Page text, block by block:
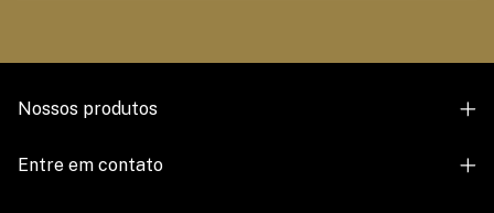
Nossos produtos
Entre em contato